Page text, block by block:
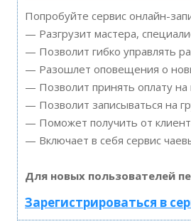
Попробуйте сервис онлайн-
— Разгрузит мастера,
— Позволит гибко управлять
— Разошлет оповещения о
— Позволит принять оплату на
— Позволит записываться на
— Поможет получить от
— Включает в себя сервис
Для новых пользователей
Зарегистрироваться в